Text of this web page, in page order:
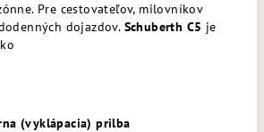
Pre cestovateľov, milovníkov
dojazdov. Schuberth C5 je
(vyklápacia) prilba